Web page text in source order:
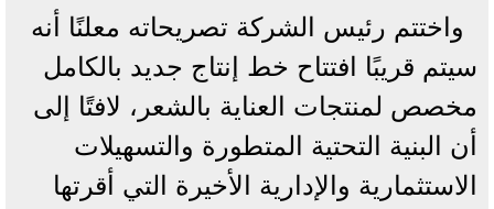
واختتم رئيس الشركة تصريحاته معلنًا أنه
سيتم قريبًا افتتاح خط إنتاج جديد بالكامل
مخصص لمنتجات العناية بالشعر، لافتًا إلى
أن البنية التحتية المتطورة والتسهيلات
الاستثمارية والإدارية الأخيرة التي أقرتها